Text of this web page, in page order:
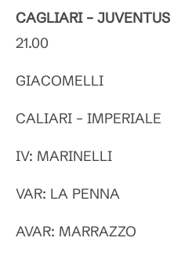
CAGLIARI – JUVENTUS
21.00
GIACOMELLI
CALIARI – IMPERIALE
IV: MARINELLI
VAR: LA PENNA
AVAR: MARRAZZO